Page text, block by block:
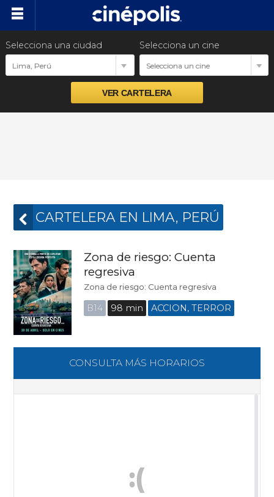
Cartelera
Próximos estrenos
Preventas
Selecciona una ciudad
Lima, Perú
Selecciona un cine
Selecciona un cine
CARTELERA EN LIMA, PERÚ
Zona de riesgo: Cuenta
regresiva
Zona de riesgo: Cuenta regresiva
B14 98 min ACCION, TERROR
CONSULTA MÁS HORARIOS
:(